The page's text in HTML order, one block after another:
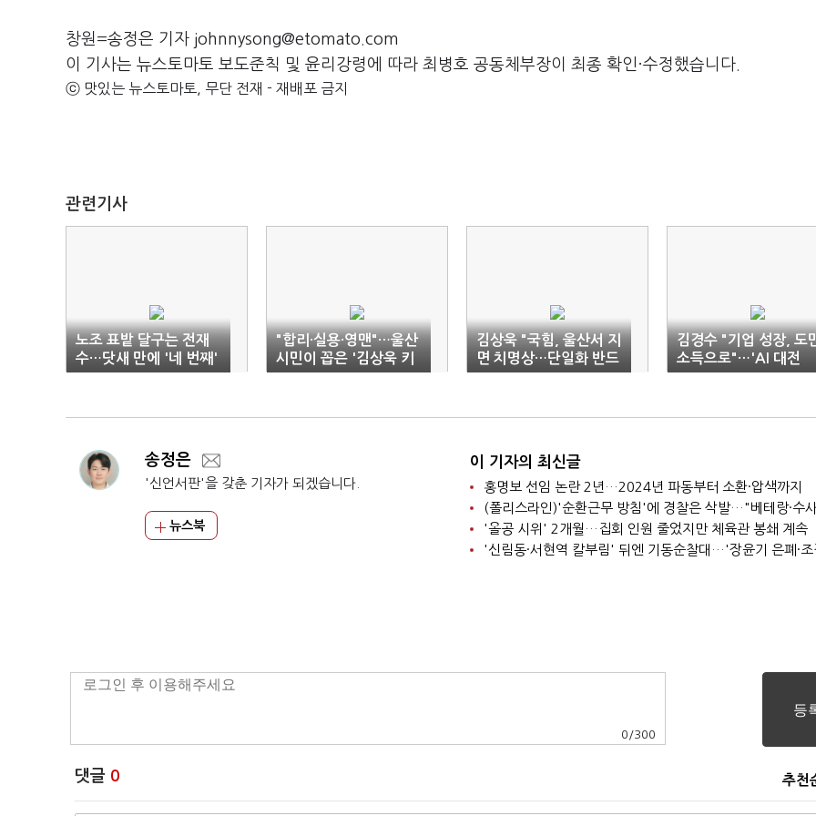
창원=송정은 기자 johnnysong@etomato.com
이 기사는 뉴스토마토 보도준칙 및 윤리강령에 따라 최병호 공동체부장이 최종 확인·수정했습니다.
ⓒ 맛있는 뉴스토마토, 무단 전재 - 재배포 금지
관련기사
노조 표밭 달구는 전재
수…닷새 만에 '네 번째'
"합리·실용·영맨"…울산
시민이 꼽은 '김상욱 키
워드'
김상욱 "국힘, 울산서 지
면 치명상…단일화 반드
시 성사돼야"
김경수 "기업 성장, 도
소득으로"…'AI 대전
환'으로 '승부수'
송정은
'신언서판'을 갖춘 기자가 되겠습니다.
뉴스북
이 기자의 최신글
홍명보 선임 논란 2년…2024년 파동부터 소환·압색까지
'올공 시위' 2개월…집회 인원 줄었지만 체육관 봉쇄 계속
0 /300
댓글 0 추천